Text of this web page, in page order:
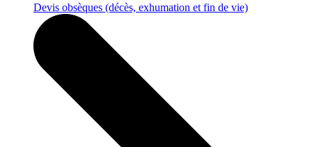
Devis obsèques (décès, exhumation et fin de vie)